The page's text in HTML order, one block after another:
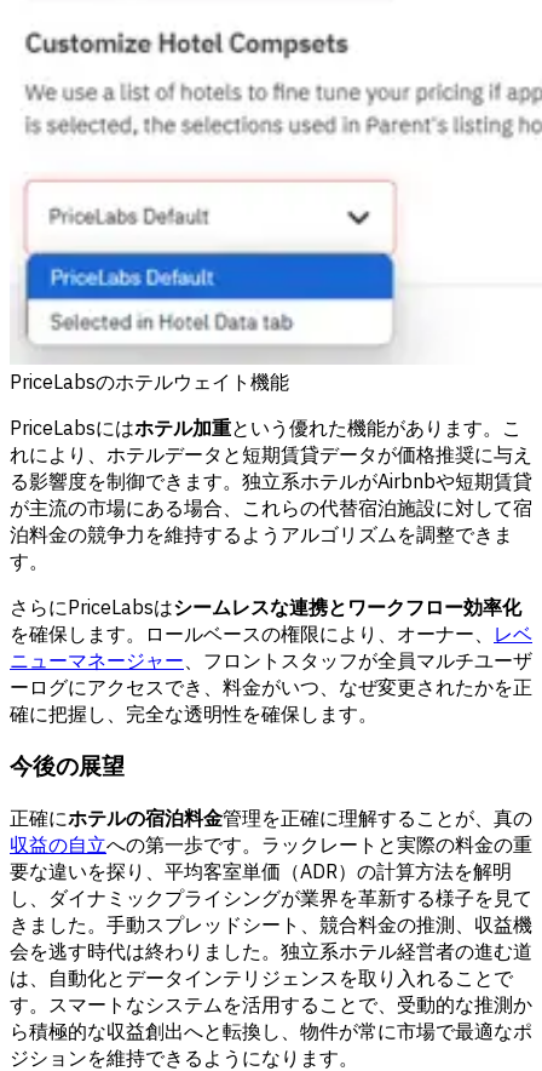
PriceLabsのホテルウェイト機能
PriceLabsにはホテル加重という優れた機能があります。こ
れにより、ホテルデータと短期賃貸データが価格推奨に与え
る影響度を制御できます。独立系ホテルがAirbnbや短期賃貸
が主流の市場にある場合、これらの代替宿泊施設に対して宿
泊料金の競争力を維持するようアルゴリズムを調整できま
す。
さらにPriceLabsはシームレスな連携とワークフロー効率化
を確保します。ロールベースの権限により、オーナー、 レベ
ニューマネージャー、フロントスタッフが全員マルチユーザ
ーログにアクセスでき、料金がいつ、なぜ変更されたかを正
確に把握し、完全な透明性を確保します。
今後の展望
正確にホテルの宿泊料金管理を正確に理解することが、真の
収益の自立への第一歩です。ラックレートと実際の料金の重
要な違いを探り、平均客室単価（ADR）の計算方法を解明
し、ダイナミックプライシングが業界を革新する様子を見て
きました。手動スプレッドシート、競合料金の推測、収益機
会を逃す時代は終わりました。独立系ホテル経営者の進む道
は、自動化とデータインテリジェンスを取り入れることで
す。スマートなシステムを活用することで、受動的な推測か
ら積極的な収益創出へと転換し、物件が常に市場で最適なポ
ジションを維持できるようになります。